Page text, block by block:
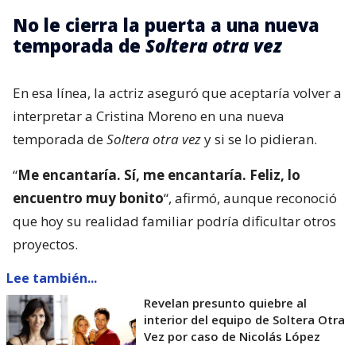
No le cierra la puerta a una nueva
temporada de Soltera otra vez
En esa línea, la actriz aseguró que aceptaría volver a
interpretar a Cristina Moreno en una nueva
temporada deSoltera otra vezy si se lo pidieran.
“Me encantaría. Sí, me encantaría. Feliz, lo
encuentro muy bonito“, afirmó, aunque reconoció
que hoy su realidad familiar podría dificultar otros
proyectos.
Lee también...
Revelan presunto quiebre al
interior del equipo de Soltera Otra
Vez por caso de Nicolás López